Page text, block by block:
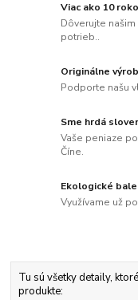
Viac ako 10
Dôverujte
potrieb..
Originálne
Podporte našu
Sme hrdá
Vaše peniaze
Číne.
Ekologické
Využívame už
Tu sú všetky detaily,
produkte: